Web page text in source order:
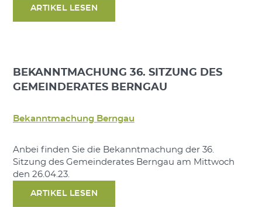
ARTIKEL LESEN
BEKANNTMACHUNG 36. SITZUNG DES
GEMEINDERATES BERNGAU
Bekanntmachung Berngau
Anbei finden Sie die Bekanntmachung der 36.
Sitzung des Gemeinderates Berngau am Mittwoch
den 26.04.23.
ARTIKEL LESEN